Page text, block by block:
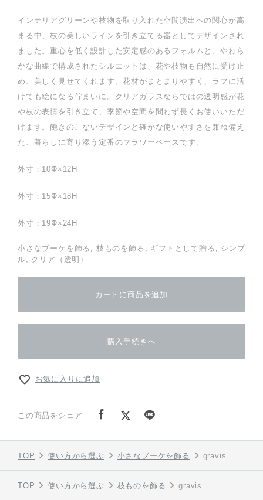
インテリアグリーンや枝物を取り入れた空間演出への関心が高
まる中、枝の美しいラインを引き立てる器としてデザインされ
ました。重心を低く設計した安定感のあるフォルムと、やわら
かな曲線で構成されたシルエットは、花や枝物も自然に受け止
め、美しく見せてくれます。花材がまとまりやすく、ラフに活
けても絵になる佇まいに。クリアガラスならではの透明感が花
や枝の表情を引き立て、季節や空間を問わず長くお使いいただ
けます。飽きのこないデザインと確かな使いやすさを兼ね備え
た、暮らしに寄り添う定番のフラワーベースです。
外寸：10Φ×12H
外寸：15Φ×18H
外寸：19Φ×24H
小さなブーケを飾る, 枝ものを飾る, ギフトとして贈る, シンプ
ル, クリア（透明）
カートに商品を追加
購入手続きへ
お気に入りに追加
この商品をシェア
TOP 使い方から選ぶ 小さなブーケを飾る gravis
TOP 使い方から選ぶ 枝ものを飾る gravis